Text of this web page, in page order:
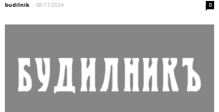
budilnik - 08/11/2024 0